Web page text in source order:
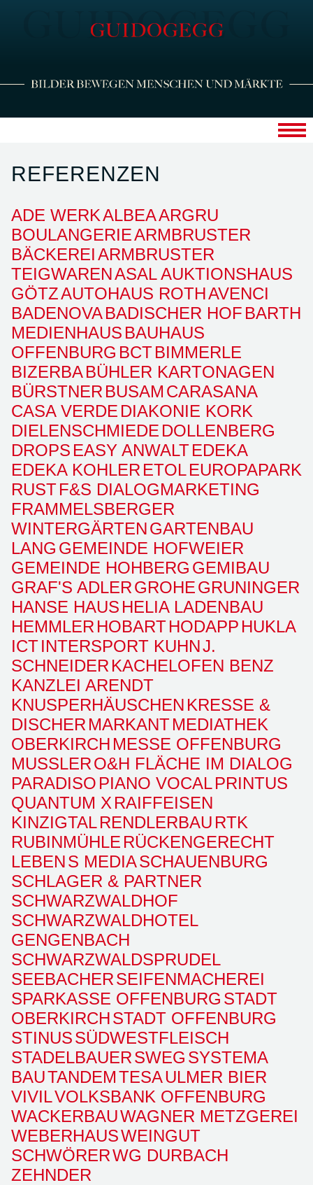
REFERENZEN
ADE WERKALBEAARGRU
BOULANGERIEARMBRUSTER
BÄCKEREIARMBRUSTER
TEIGWARENASAL AUKTIONSHAUS
GÖTZAUTOHAUS ROTHAVENCI
BADENOVABADISCHER HOF BARTH
MEDIENHAUS BAUHAUS
OFFENBURG BCTBIMMERLE
BIZERBABÜHLER KARTONAGEN
BÜRSTNER BUSAM CARASANA
CASA VERDE DIAKONIE KORK
DIELENSCHMIEDE DOLLENBERG
DROPS EASY ANWALTEDEKA
EDEKA KOHLER ETOLEUROPAPARK
RUSTF&S DIALOGMARKETING
FRAMMELSBERGER
WINTERGÄRTENGARTENBAU
LANG GEMEINDE HOFWEIER
GEMEINDE HOHBERG GEMIBAU
GRAF'S ADLERGROHEGRUNINGER
HANSE HAUS HELIA LADENBAU
HEMMLER HOBARTHODAPP HUKLA
ICTINTERSPORT KUHNJ.
SCHNEIDER KACHELOFEN BENZ
KANZLEI ARENDT
KNUSPERHÄUSCHEN KRESSE &
DISCHER MARKANTMEDIATHEK
OBERKIRCH MESSE OFFENBURG
MUSSLERO&H FLÄCHE IM DIALOG
PARADISO PIANO VOCALPRINTUS
QUANTUM X RAIFFEISEN
KINZIGTALRENDLERBAU RTK
RUBINMÜHLE RÜCKENGERECHT
LEBENS MEDIASCHAUENBURG
SCHLAGER & PARTNER
SCHWARZWALDHOF
SCHWARZWALDHOTEL
GENGENBACH
SCHWARZWALDSPRUDEL
SEEBACHERSEIFENMACHEREI
SPARKASSE OFFENBURG STADT
OBERKIRCHSTADT OFFENBURG
STINUSSÜDWESTFLEISCH
STADELBAUERSWEG SYSTEMA
BAUTANDEMTESAULMER BIER
VIVILVOLKSBANK OFFENBURG
WACKERBAUWAGNER METZGEREI
WEBERHAUSWEINGUT
SCHWÖRERWG DURBACH
ZEHNDER